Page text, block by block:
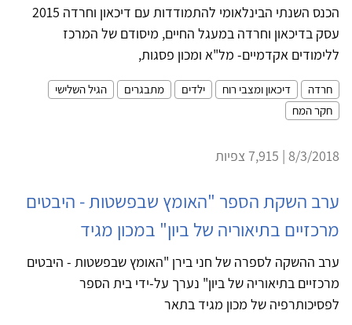
הכנס השנתי הבינלאומי להתמודדות עם דיכאון וחרדה 2015
עסק בדיכאון וחרדה במעגל החיים, מיסודם של המרכז
ללימודים אקדמיים- מל"א ומכון פסגות,
חרדה דיכאון ומצבי רוח ילדים מתבגרים
הגיל השלישי
חקר המח
8/3/2018 | 7,915 צפיות
ערב השקת הספר "האומץ שבפשטות - היבטים
מרכזיים בתיאוריה של ביון" במכון מגיד
ערב ההשקה לספרה של חני בירן "האומץ שבפשטות - היבטים
מרכזיים בתיאוריה של ביון" נערך על-ידי בית הספר
לפסיכותרפיה של מכון מגיד בתאר